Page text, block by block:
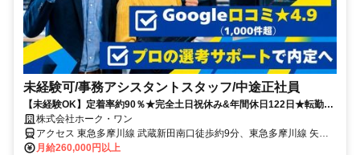
未経験可/事務アシスタントスタッフ/中途正社員
【未経験OK】定着率約90％★完全土日祝休み&年間休日122日★転勤な
し！上場グループで安心して働ける！
株式会社ホーク・ワン
アクセス 東急多摩川線 武蔵新田南口徒歩約9分、東急多摩川線 矢口
渡南口徒歩約10分、東急多摩川線 下丸子南口徒歩約15分
月給260,000円以上